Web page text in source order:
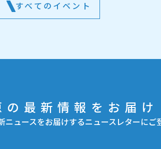
すべてのイベント
の最新情報をお届け
ニュースをお届けするニュースレターにご